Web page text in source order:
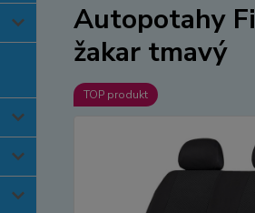
Autopotahy
žakar tmavý
TOP produkt